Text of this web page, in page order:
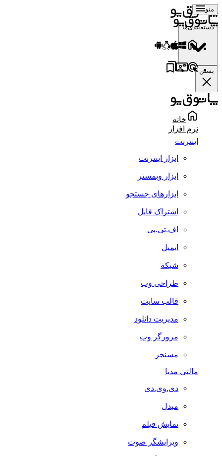
منو
دسته‌بندی‌ها
بستن
خانه
نرم افزار
اینترنت
ابزار اینترنت
ابزار وبمستر
ابزارهای جستجو
اشتراک فایل
اف.تی.پی
ایمیل
شبکه
طراحی وب
قالب سایت
مدیریت دانلود
مرورگر وب
مسنجر
مالتی مدیا
دی.وی.دی
مبدل
نمایش فیلم
ویرایشگر صوت